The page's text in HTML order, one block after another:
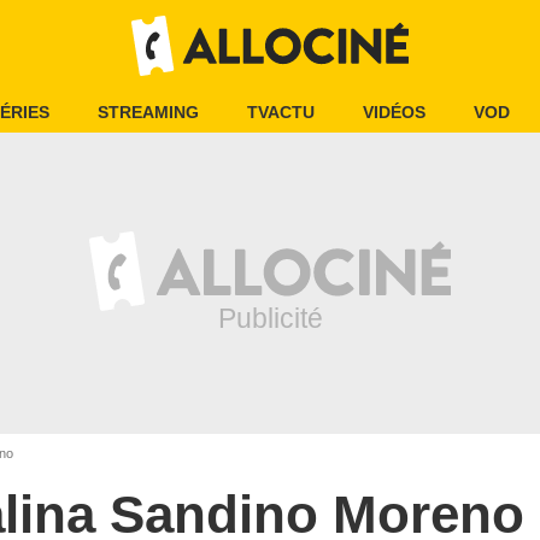
STREAMING TVACTU VIDÉOS VOD
Sandino Moreno